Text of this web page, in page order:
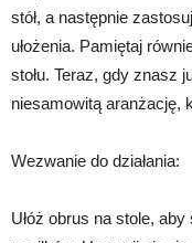
stół, a następnie
ułożenia. Pamiętaj
stołu. Teraz, gdy znasz
niesamowitą aranżację,
Wezwanie do działania:
Ułóż obrus na stole,